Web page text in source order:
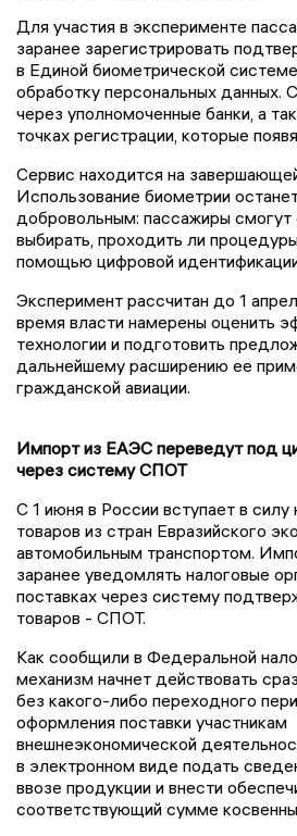
Для участия в эксперименте
заранее зарегистрировать
в Единой биометрической
обработку персональных данных.
через уполномоченные банки, а
точках регистрации, которые
Сервис находится на
Использование биометрии
добровольным: пассажиры смогут
выбирать, проходить ли
помощью цифровой
Эксперимент рассчитан до 1
время власти намерены оценить
технологии и подготовить
дальнейшему расширению ее
гражданской авиации.
Импорт из ЕАЭС переведут под
через систему СПОТ
С 1 июня в России вступает в
товаров из стран Евразийского
автомобильным транспортом.
заранее уведомлять налоговые
поставках через систему
товаров - СПОТ.
Как сообщили в Федеральной
механизм начнет действовать
без какого-либо переходного
оформления поставки участникам
внешнеэкономической
в электронном виде подать
ввозе продукции и внести
соответствующий сумме